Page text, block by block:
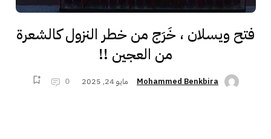
فتح ويسلان ، خَرَج من خطر النزول كالشعرة
من العجين !!
Mohammed Benkbira مايو 24, 2025 0